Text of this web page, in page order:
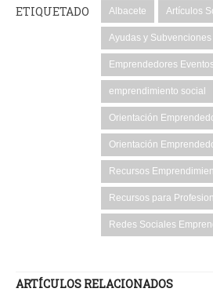
ETIQUETADO Albacete Artículos
Ayudas y
Emprendedores Eventos
emprendimiento social
Orientación
Orientación
Recursos
Recursos para
Redes Sociales
ARTÍCULOS RELACIONADOS